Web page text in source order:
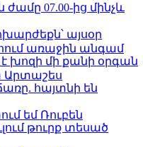
ժամը 07.00-ից մինչև
այսօր
առաջին անգամ
խոզի մի քանի օրգան
Արտաշես
հայտնի են
եմ Ռուբեն
թուրք տեսած